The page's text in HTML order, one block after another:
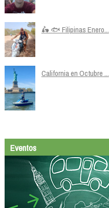
🛵 🐟 Filipinas Enero...
California en Octubre ...
Eventos